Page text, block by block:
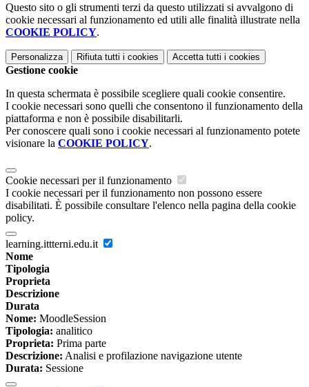
Questo sito o gli strumenti terzi da questo utilizzati si avvalgono di
cookie necessari al funzionamento ed utili alle finalità illustrate nella
COOKIE POLICY.
Personalizza Rifiuta tutti i cookies Accetta tutti i cookies
Gestione cookie
In questa schermata è possibile scegliere quali cookie consentire.
I cookie necessari sono quelli che consentono il funzionamento della
piattaforma e non è possibile disabilitarli.
Per conoscere quali sono i cookie necessari al funzionamento potete
visionare la COOKIE POLICY.
Cookie necessari per il funzionamento
I cookie necessari per il funzionamento non possono essere
disabilitati. È possibile consultare l'elenco nella pagina della cookie
policy.
learning.ittterni.edu.it
Nome
Tipologia
Proprieta
Descrizione
Durata
Nome: MoodleSession
Tipologia: analitico
Proprieta: Prima parte
Descrizione: Analisi e profilazione navigazione utente
Durata: Sessione